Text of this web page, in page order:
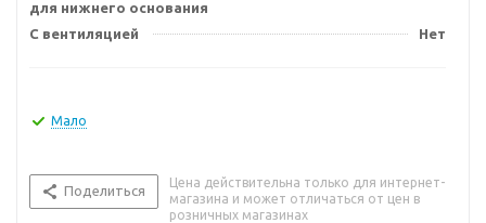
для нижнего основания
С вентиляцией Нет
Мало
Поделиться
Цена действительна только для интернет-
магазина и может отличаться от цен в
розничных магазинах